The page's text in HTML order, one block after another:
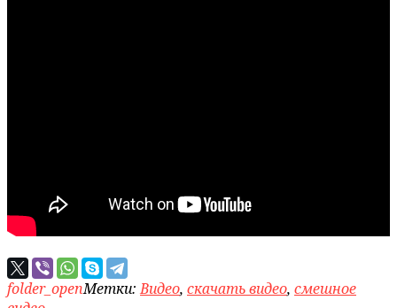
folder_openМетки:Видео, скачать видео, смешное